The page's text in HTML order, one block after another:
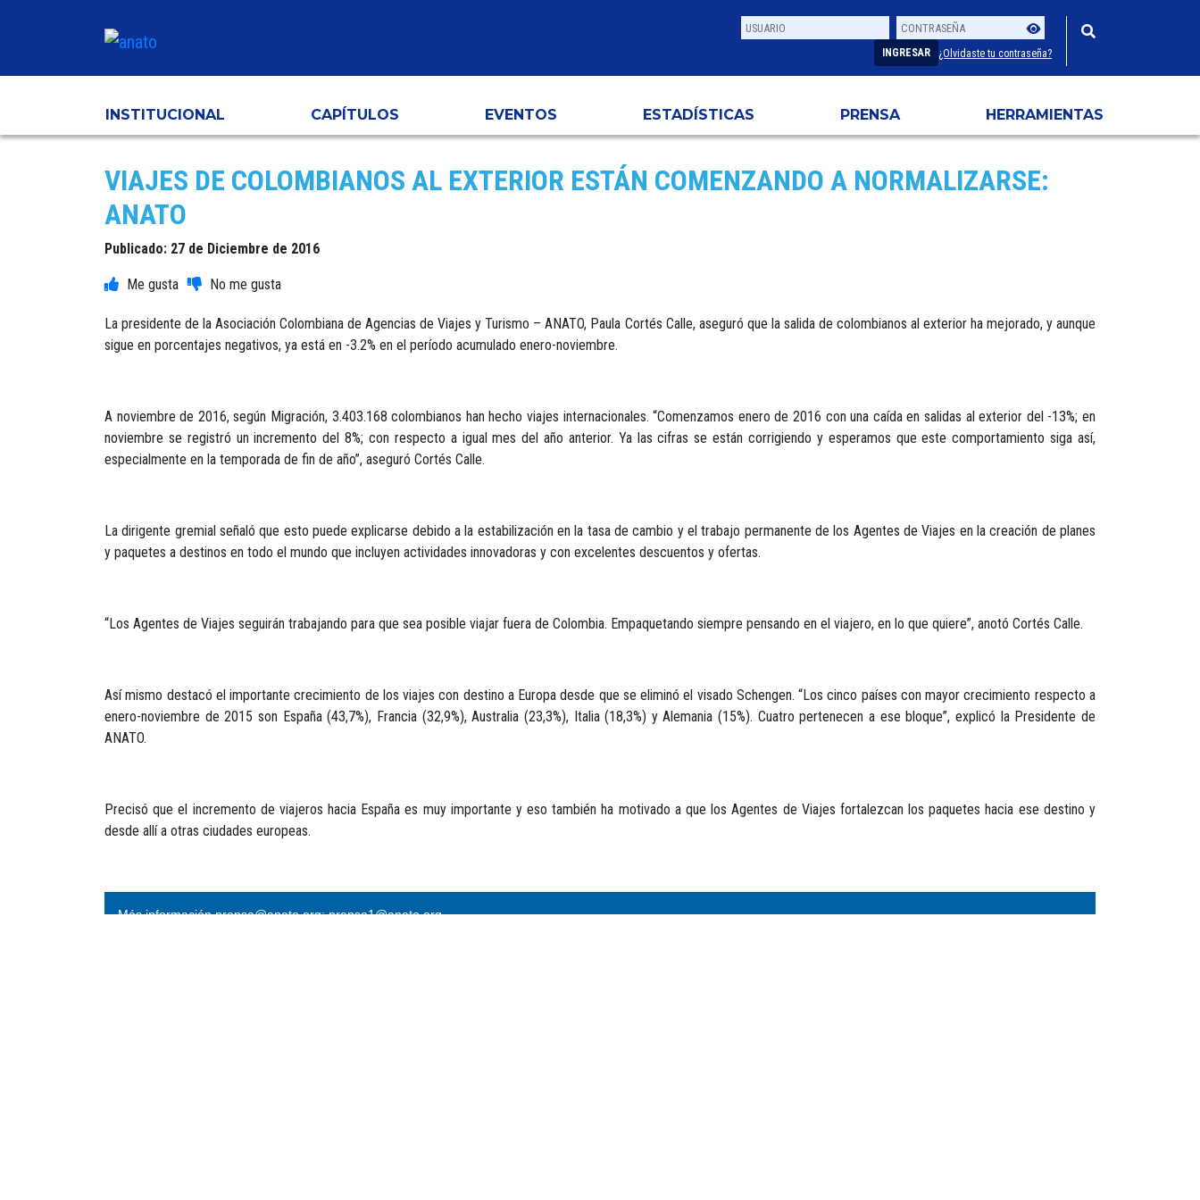
Usuario
Contraseña
INGRESAR ¿Olvidaste tu contraseña?
INSTITUCIONAL CAPÍTULOS EVENTOS ESTADÍSTICAS PRENSA HERRAMIENTAS
VIAJES DE COLOMBIANOS AL EXTERIOR ESTÁN COMENZANDO A NORMALIZARSE:
ANATO
Publicado: 27 de Diciembre de 2016
La presidente de la Asociación Colombiana de Agencias de Viajes y Turismo – ANATO, Paula Cortés Calle, aseguró que la salida de colombianos al exterior ha mejorado, y aunque
sigue en porcentajes negativos, ya está en -3.2% en el período acumulado enero-noviembre.
A noviembre de 2016, según Migración, 3.403.168 colombianos han hecho viajes internacionales. “Comenzamos enero de 2016 con una caída en salidas al exterior del -13%; en
noviembre se registró un incremento del 8%; con respecto a igual mes del año anterior. Ya las cifras se están corrigiendo y esperamos que este comportamiento siga así,
especialmente en la temporada de fin de año”, aseguró Cortés Calle.
La dirigente gremial señaló que esto puede explicarse debido a la estabilización en la tasa de cambio y el trabajo permanente de los Agentes de Viajes en la creación de planes
y paquetes a destinos en todo el mundo que incluyen actividades innovadoras y con excelentes descuentos y ofertas.
“Los Agentes de Viajes seguirán trabajando para que sea posible viajar fuera de Colombia. Empaquetando siempre pensando en el viajero, en lo que quiere”, anotó Cortés Calle.
Así mismo destacó el importante crecimiento de los viajes con destino a Europa desde que se eliminó el visado Schengen. “Los cinco países con mayor crecimiento respecto a
enero-noviembre de 2015 son España (43,7%), Francia (32,9%), Australia (23,3%), Italia (18,3%) y Alemania (15%). Cuatro pertenecen a ese bloque”, explicó la Presidente de
ANATO.
Precisó que el incremento de viajeros hacia España es muy importante y eso también ha motivado a que los Agentes de Viajes fortalezcan los paquetes hacia ese destino y
desde allí a otras ciudades europeas.
Más información prensa@anato.org; prensa1@anato.org